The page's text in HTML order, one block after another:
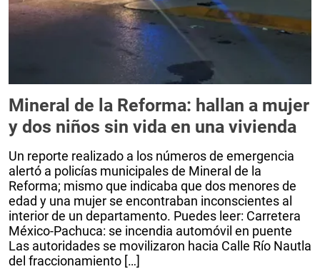
Mineral de la Reforma: hallan a mujer
y dos niños sin vida en una vivienda
Un reporte realizado a los números de emergencia
alertó a policías municipales de Mineral de la
Reforma; mismo que indicaba que dos menores de
edad y una mujer se encontraban inconscientes al
interior de un departamento. Puedes leer: Carretera
México-Pachuca: se incendia automóvil en puente
Las autoridades se movilizaron hacia Calle Río Nautla
del fraccionamiento […]